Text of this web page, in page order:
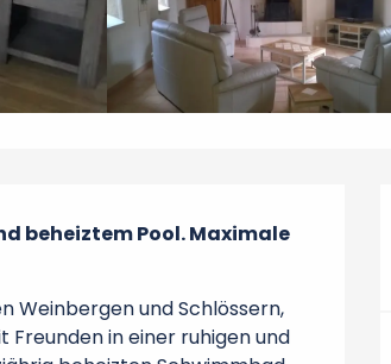
beheiztem Pool. Maximale
Weinbergen und Schlössern,
in einer ruhigen und